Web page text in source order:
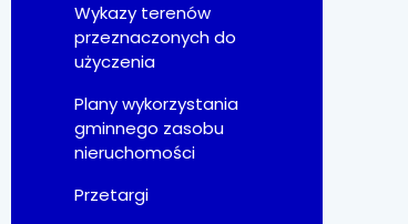
Wykazy terenów
przeznaczonych do
użyczenia
Plany wykorzystania
gminnego zasobu
nieruchomości
Przetargi